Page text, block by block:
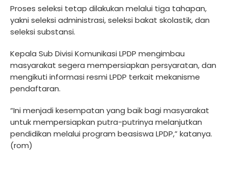
Proses seleksi tetap dilakukan melalui tiga tahapan,
yakni seleksi administrasi, seleksi bakat skolastik, dan
seleksi substansi.
Kepala Sub Divisi Komunikasi LPDP mengimbau
masyarakat segera mempersiapkan persyaratan, dan
mengikuti informasi resmi LPDP terkait mekanisme
pendaftaran.
“Ini menjadi kesempatan yang baik bagi masyarakat
untuk mempersiapkan putra-putrinya melanjutkan
pendidikan melalui program beasiswa LPDP,” katanya.
(rom)